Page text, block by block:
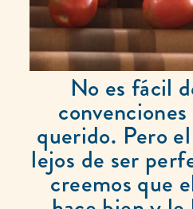
No es fácil
querido. Pero
lejos de ser
creemos que